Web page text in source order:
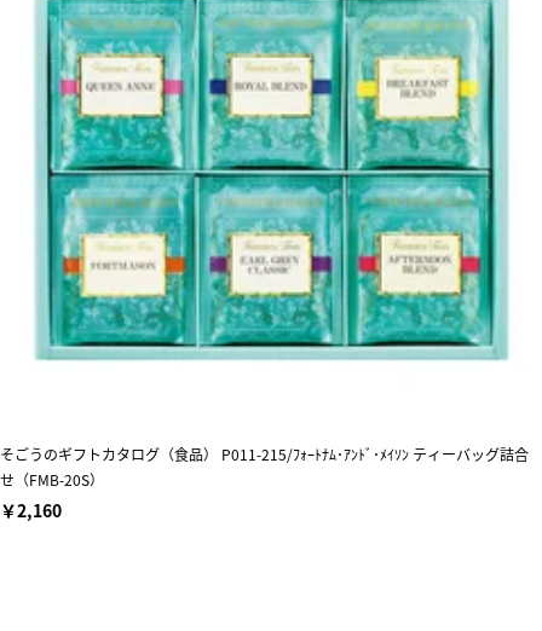
そごうのギフトカタログ（食品） P011-215/ﾌｫｰﾄﾅﾑ･ｱﾝﾄﾞ･ﾒｲｿﾝ ティーバッグ詰合
せ（FMB-20S）
￥2,160